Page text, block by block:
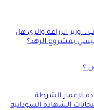
وزير الزراعة والري هل
بمشروع الرهد؟
؟
الإعمار الشرطة
الشهادة السودانية